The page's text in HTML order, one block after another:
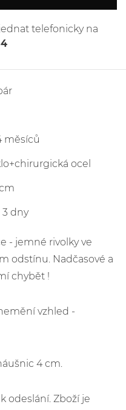
telefonicky na
měsíců
ocel
3 dny
- jemné rivolky ve
odstínu. Nadčasové a
chybět !
vzhled -
4 cm.
odeslání. Zboží je